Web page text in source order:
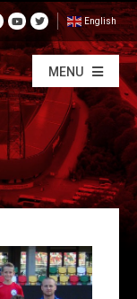
English
MENU